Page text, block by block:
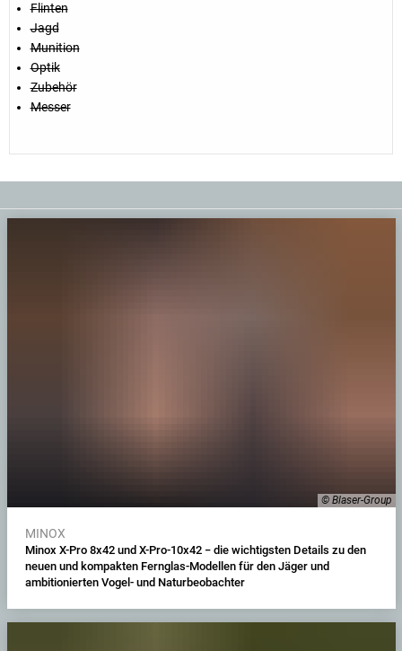
Flinten
Jagd
Munition
Optik
Zubehör
Messer
© Blaser-Group
MINOX
Minox X-Pro 8x42 und X-Pro-10x42 − die wichtigsten Details zu den
neuen und kompakten Fernglas-Modellen für den Jäger und
ambitionierten Vogel- und Naturbeobachter